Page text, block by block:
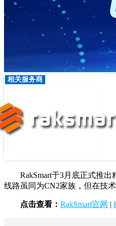
相关服务商
RakSmart于3月底正式推
线路虽同为CN2家族，但在技
点击查看： RakSmart官网 |